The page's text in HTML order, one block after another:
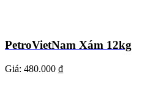
PetroVietNam Xám 12kg
Giá: 480.000 ₫